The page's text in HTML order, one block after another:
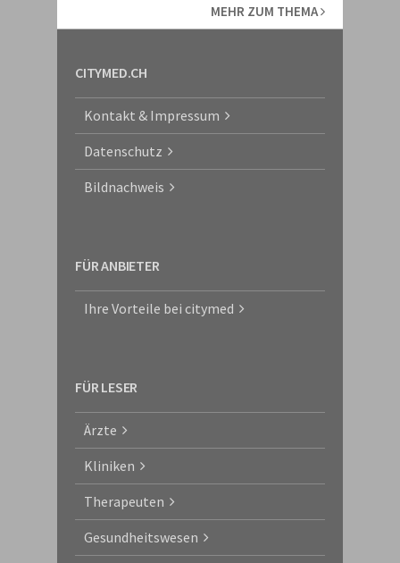
MEHR ZUM THEMA
CITYMED.CH
Kontakt & Impressum
Datenschutz
Bildnachweis
FÜR ANBIETER
Ihre Vorteile bei citymed
FÜR LESER
Ärzte
Kliniken
Therapeuten
Gesundheitswesen